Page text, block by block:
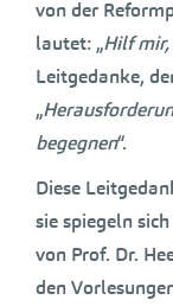
von der
lautet: „Hilf
Leitgedanke,
„
begegnen“.
Diese
sie spiegeln
von Prof. Dr.
den